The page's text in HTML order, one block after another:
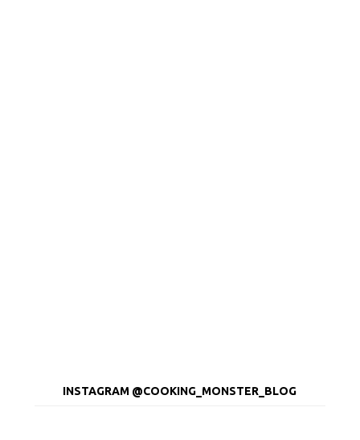
INSTAGRAM @COOKING_MONSTER_BLOG